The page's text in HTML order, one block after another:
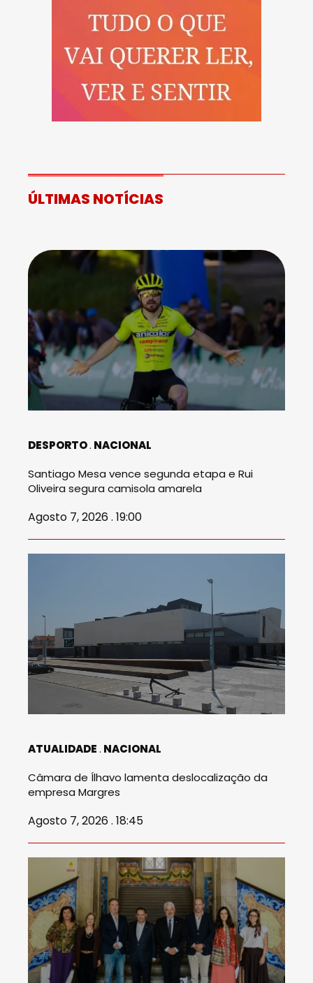
ÚLTIMAS NOTÍCIAS
DESPORTO NACIONAL
Santiago Mesa vence segunda etapa e Rui
Oliveira segura camisola amarela
Agosto 7, 2026 . 19:00
ATUALIDADE NACIONAL
Câmara de Ílhavo lamenta deslocalização da
empresa Margres
Agosto 7, 2026 . 18:45